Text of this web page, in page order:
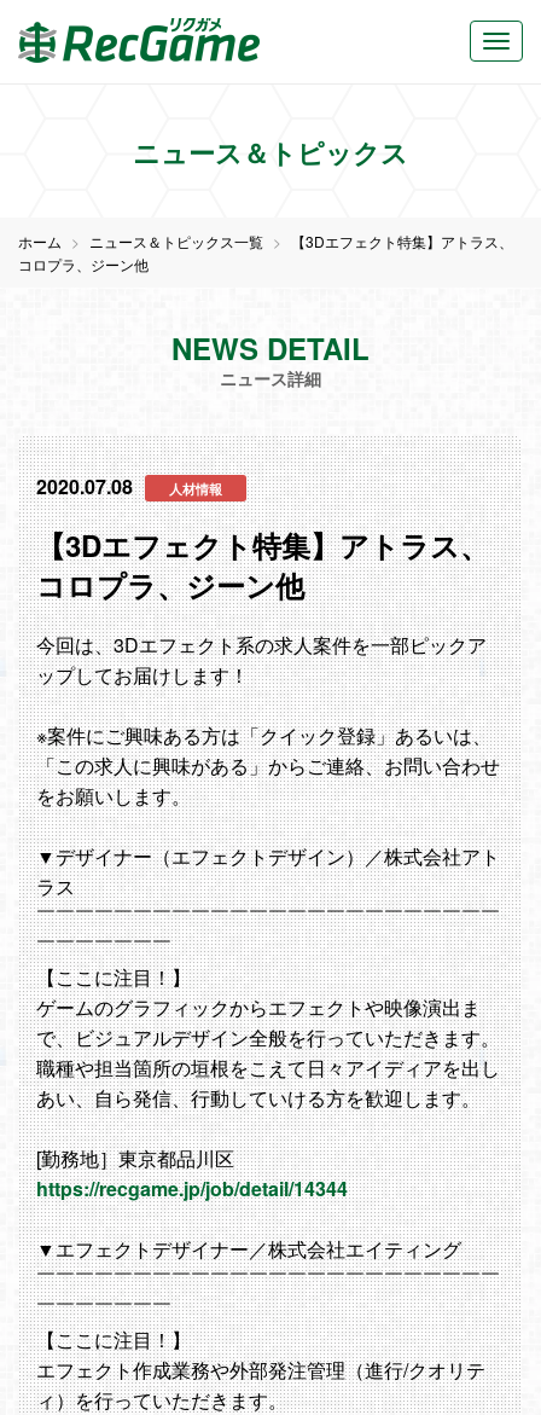
ニュース＆トピックス
ホーム ニュース＆トピックス一覧
【3Dエフェクト特集】アトラス、
コロプラ、ジーン他
NEWS DETAIL
ニュース詳細
2020.07.08 人材情報
【3Dエフェクト特集】アトラス、
コロプラ、ジーン他
今回は、3Dエフェクト系の求人案件を一部ピックア
ップしてお届けします！
※案件にご興味ある方は「クイック登録」あるいは、
「この求人に興味がある」からご連絡、お問い合わせ
をお願いします。
▼デザイナー（エフェクトデザイン）／株式会社アト
ラス
￣￣￣￣￣￣￣￣￣￣￣￣￣￣￣￣￣￣￣￣￣￣￣￣
￣￣￣￣￣￣￣
【ここに注目！】
ゲームのグラフィックからエフェクトや映像演出ま
で、ビジュアルデザイン全般を行っていただきます。
職種や担当箇所の垣根をこえて日々アイディアを出し
あい、自ら発信、行動していける方を歓迎します。
[勤務地］東京都品川区
https://recgame.jp/job/detail/14344
▼エフェクトデザイナー／株式会社エイティング
￣￣￣￣￣￣￣￣￣￣￣￣￣￣￣￣￣￣￣￣￣￣￣￣
￣￣￣￣￣￣￣
【ここに注目！】
エフェクト作成業務や外部発注管理（進行/クオリテ
ィ）を行っていただきます。